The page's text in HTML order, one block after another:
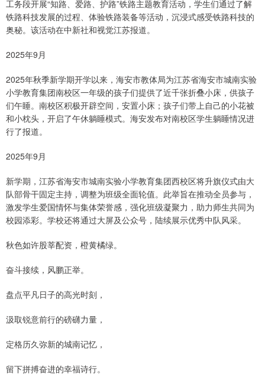
工务段开展“知路、爱路、护路”铁路主题教育活动，学生们通过了解
铁路科技发展的过程、体验铁路装备等活动，沉浸式感受铁路科技的
奥秘。该活动在中新社和视觉江苏报道。
2025年9月
2025年秋季新学期开学以来，海安市教体局为江苏省海安市城南实验
小学教育集团南校区一年级的孩子们提供了近千张折叠小床，供孩子
们午睡。南校区积极开辟空间，安置小床；孩子们带上自己的小花被
和小枕头，开启了午休躺睡模式。海安发布对南校区学生躺睡情况进
行了报道。
2025年9月
新学期，江苏省海安市城南实验小学教育集团西校区将升旗仪式由大
队部骨干固定主持，调整为班级全面轮值。此举旨在推动全员参与，
激发学生爱国情怀与集体荣誉感，强化班级凝聚力，助力师生共同为
校园添彩。学校还将通过大屏及公众号，陆续展示优秀中队风采。
秋色如许股莘配资，橙黄橘绿。
奋斗接续，风鹏正举。
盘点平凡日子的高光时刻，
汲取锐意前行的磅礴力量，
定格历久弥新的城南记忆，
留下拼搏奋进的幸福诗行。